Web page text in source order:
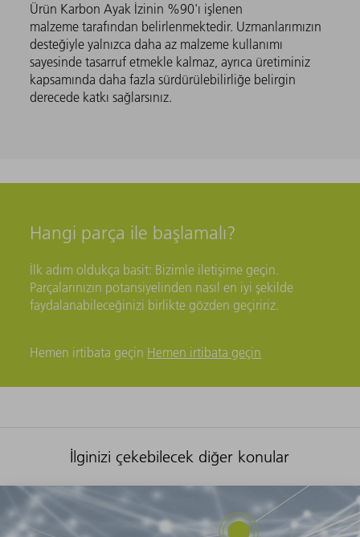
Ürün Karbon Ayak İzinin %90'ı işlenen
malzeme tarafından belirlenmektedir. Uzmanlarımızın
desteğiyle yalnızca daha az malzeme kullanımı
sayesinde tasarruf etmekle kalmaz, ayrıca üretiminiz
kapsamında daha fazla sürdürülebilirliğe belirgin
derecede katkı sağlarsınız.
Hangi parça ile başlamalı?
İlk adım oldukça basit: Bizimle iletişime geçin.
Parçalarınızın potansiyelinden nasıl en iyi şekilde
faydalanabileceğinizi birlikte gözden geçiririz.
Hemen irtibata geçin Hemen irtibata geçin
İlginizi çekebilecek diğer konular